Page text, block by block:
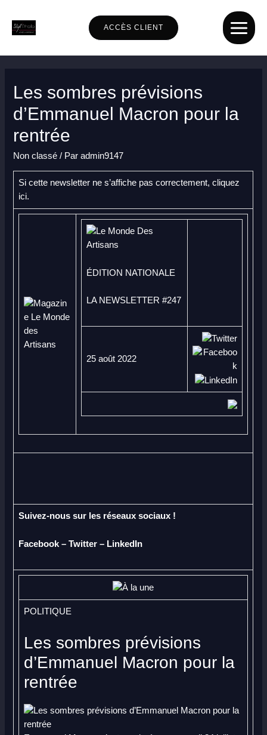
contenu
ACCÈS CLIENT
MAIN
MENU
Les sombres prévisions
d’Emmanuel Macron pour la
rentrée
Non classé / Paradmin9147
Si cette newsletter ne s’affiche pas correctement,cliquez
ici.
ÉDITION NATIONALE
LA NEWSLETTER #247
25 août 2022
Suivez-nous sur les réseaux sociaux !
Facebook –Twitter – LinkedIn
POLITIQUE
Les sombres prévisions
d’Emmanuel Macron pour la
rentrée